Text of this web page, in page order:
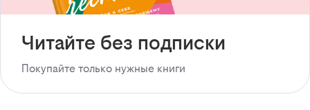
Читайте без подписки
Покупайте только нужные книги